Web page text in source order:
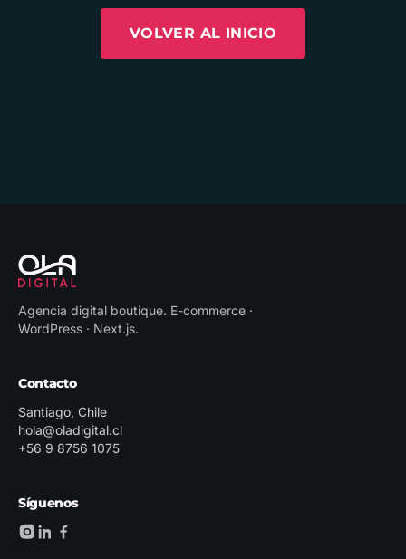
VOLVER AL INICIO
Agencia digital boutique. E-commerce ·
WordPress · Next.js.
Contacto
Santiago, Chile
hola@oladigital.cl
+56 9 8756 1075
Síguenos